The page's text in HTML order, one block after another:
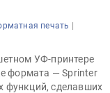
печать |
УФ-принтере
формата — Sprinter
функций, сделавших